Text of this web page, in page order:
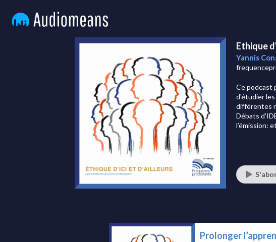
Ethique
Yannis
Ce podcast
d'étudier
différentes
Débats
l’émission:
Prolonger